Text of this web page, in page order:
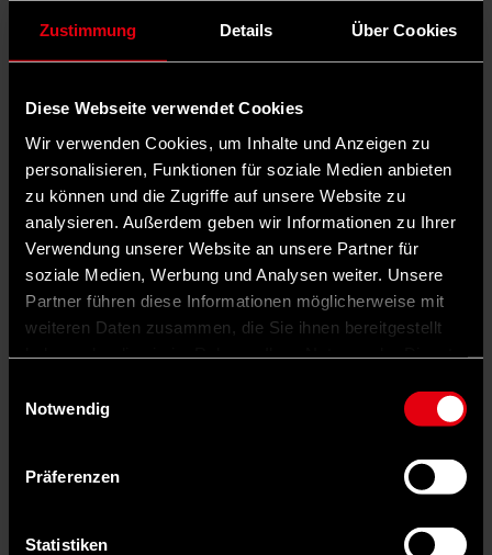
Zustimmung Details Über Cookies
Diese Webseite verwendet Cookies
Wir verwenden Cookies, um Inhalte und Anzeigen zu
personalisieren, Funktionen für soziale Medien anbieten
zu können und die Zugriffe auf unsere Website zu
analysieren. Außerdem geben wir Informationen zu Ihrer
Verwendung unserer Website an unsere Partner für
soziale Medien, Werbung und Analysen weiter. Unsere
Partner führen diese Informationen möglicherweise mit
weiteren Daten zusammen, die Sie ihnen bereitgestellt
Notwendig
Präferenzen
Statistiken